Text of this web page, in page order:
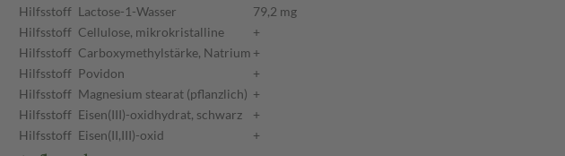
Hilfsstoff Lactose-1-Wasser
79,2 mg
Hilfsstoff Cellulose, mikrokristalline
+
Hilfsstoff Carboxymethylstärke, Natrium +
Hilfsstoff Povidon
+
Hilfsstoff Magnesium stearat (pflanzlich) +
Hilfsstoff Eisen(III)-oxidhydrat, schwarz
+
Hilfsstoff Eisen(II,III)-oxid +